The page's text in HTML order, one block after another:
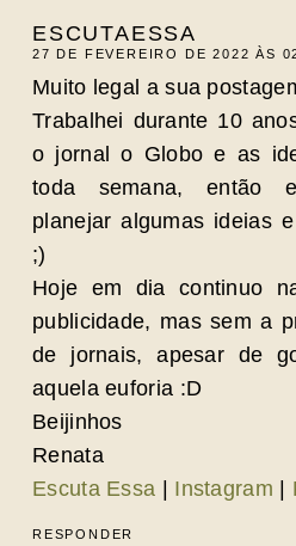
ESCUTAESSA
27 DE FEVEREIRO DE 2022 ÀS
Muito legal a sua
Trabalhei durante 10
o jornal o Globo e as
toda semana, então
planejar algumas ideias
;)
Hoje em dia continuo
publicidade, mas sem a
de jornais, apesar de
aquela euforia :D
Beijinhos
Renata
Escuta Essa
Instagram
RESPONDER